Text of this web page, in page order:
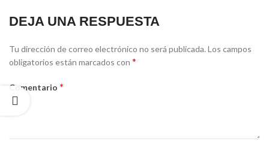
DEJA UNA RESPUESTA
Tu dirección de correo electrónico no será publicada.Los campos
obligatorios están marcados con *
Comentario *